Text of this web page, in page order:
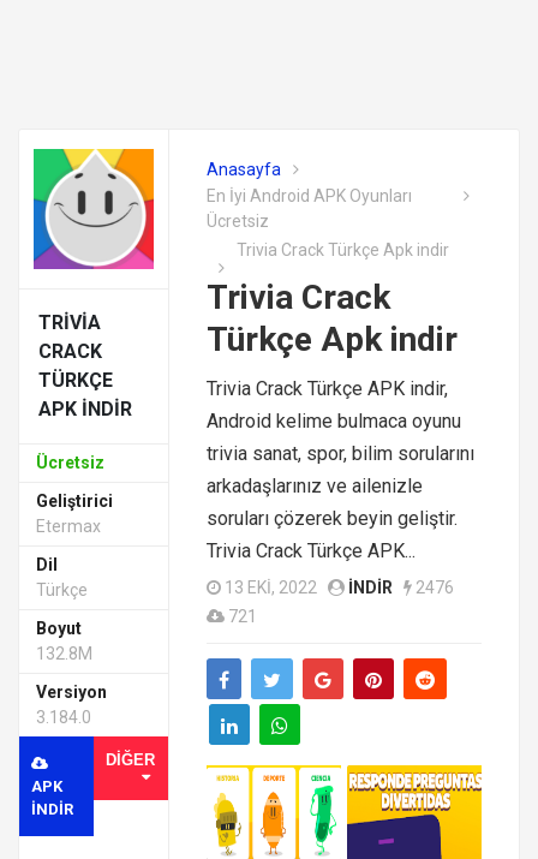
TRIVIA
CRACK
TÜRKÇE
APK INDIR
Ücretsiz
Geliştirici
Etermax
Dil
Türkçe
Boyut
132.8M
Versiyon
3.184.0
APK
INDIR
DIĞER
Anasayfa
En İyi Android APK Oyunları
Ücretsiz
Trivia Crack Türkçe Apk indir
Trivia Crack
Türkçe Apk indir
Trivia Crack Türkçe APK indir,
Android kelime bulmaca oyunu
trivia sanat, spor, bilim sorularını
arkadaşlarınız ve ailenizle
soruları çözerek beyin geliştir.
Trivia Crack Türkçe APK...
13 EKI, 2022 INDIR
2476
721